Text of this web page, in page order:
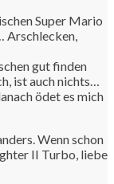
Super Mario
Arschlecken,
gut finden
ist auch nichts…
ödet es mich
Wenn schon
II Turbo, liebe